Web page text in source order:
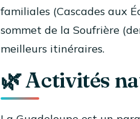
familiales (Cascades aux
sommet de la Soufrière
meilleurs itinéraires.
🌿 Activités